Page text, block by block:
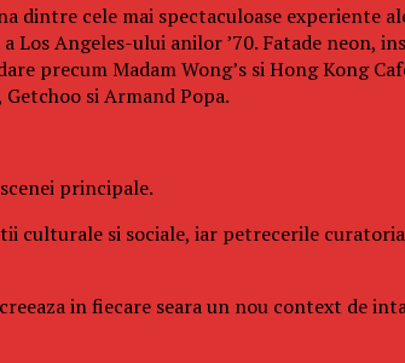
dintre cele mai spectaculoase experiente
Angeles-ului anilor ’70. Fatade neon,
precum Madam Wong’s si Hong Kong
si Armand Popa.
principale.
culturale si sociale, iar petrecerile
in fiecare seara un nou context de